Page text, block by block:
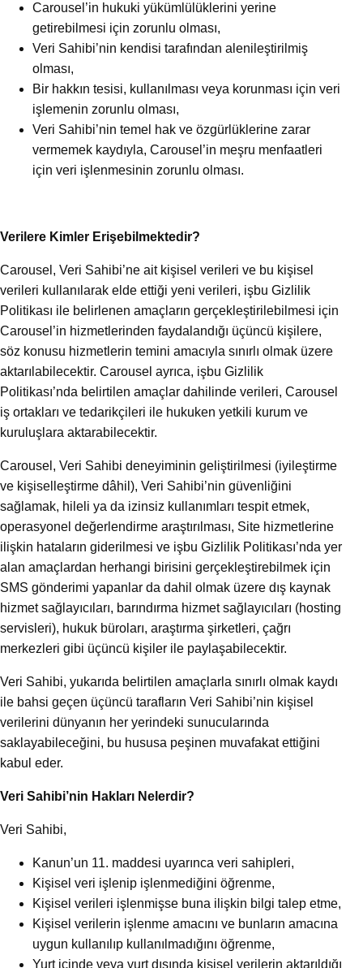
Carousel’in hukuki yükümlülüklerini yerine
getirebilmesi için zorunlu olması,
Veri Sahibi’nin kendisi tarafından alenileştirilmiş
olması,
Bir hakkın tesisi, kullanılması veya korunması için veri
işlemenin zorunlu olması,
Veri Sahibi’nin temel hak ve özgürlüklerine zarar
vermemek kaydıyla, Carousel’in meşru menfaatleri
için veri işlenmesinin zorunlu olması.
Verilere Kimler Erişebilmektedir?
Carousel, Veri Sahibi’ne ait kişisel verileri ve bu kişisel
verileri kullanılarak elde ettiği yeni verileri, işbu Gizlilik
Politikası ile belirlenen amaçların gerçekleştirilebilmesi için
Carousel’in hizmetlerinden faydalandığı üçüncü kişilere,
söz konusu hizmetlerin temini amacıyla sınırlı olmak üzere
aktarılabilecektir. Carousel ayrıca, işbu Gizlilik
Politikası’nda belirtilen amaçlar dahilinde verileri, Carousel
iş ortakları ve tedarikçileri ile hukuken yetkili kurum ve
kuruluşlara aktarabilecektir.
Carousel, Veri Sahibi deneyiminin geliştirilmesi (iyileştirme
ve kişiselleştirme dâhil), Veri Sahibi’nin güvenliğini
sağlamak, hileli ya da izinsiz kullanımları tespit etmek,
operasyonel değerlendirme araştırılması, Site hizmetlerine
ilişkin hataların giderilmesi ve işbu Gizlilik Politikası’nda yer
alan amaçlardan herhangi birisini gerçekleştirebilmek için
SMS gönderimi yapanlar da dahil olmak üzere dış kaynak
hizmet sağlayıcıları, barındırma hizmet sağlayıcıları (hosting
servisleri), hukuk büroları, araştırma şirketleri, çağrı
merkezleri gibi üçüncü kişiler ile paylaşabilecektir.
Veri Sahibi, yukarıda belirtilen amaçlarla sınırlı olmak kaydı
ile bahsi geçen üçüncü tarafların Veri Sahibi’nin kişisel
verilerini dünyanın her yerindeki sunucularında
saklayabileceğini, bu hususa peşinen muvafakat ettiğini
kabul eder.
Veri Sahibi’nin Hakları Nelerdir?
Veri Sahibi,
Kanun’un 11. maddesi uyarınca veri sahipleri,
Kişisel veri işlenip işlenmediğini öğrenme,
Kişisel verileri işlenmişse buna ilişkin bilgi talep etme,
Kişisel verilerin işlenme amacını ve bunların amacına
uygun kullanılıp kullanılmadığını öğrenme,
Yurt içinde veya yurt dışında kişisel verilerin aktarıldığı